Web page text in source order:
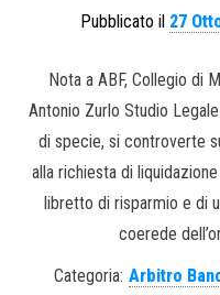
Pubblicato il 27
Nota a ABF, Collegio di
Antonio Zurlo Studio
di specie, si controverte
alla richiesta di
libretto di risparmio e di
coerede
Categoria: Arbitro